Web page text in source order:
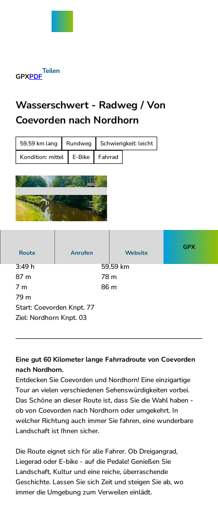
GPXPDF
Teilen
Wasserschwert - Radweg / Von
Coevorden nach Nordhorn
59,59 km lang Rundweg
Schwierigkeit: leicht
Kondition: mittel
E-Bike Fahrrad
4
6
3
8
.
j
e
Route Anrufen Website
GPX
3:49 h
59,59 km
87 m
78 m
7 m
86 m
79 m
Start: Coevorden Knpt. 77
Ziel: Nordhorn Knpt. 03
Eine gut 60 Kilometer lange Fahrradroute von Coevorden
nach Nordhorn.
Entdecken Sie Coevorden und Nordhorn! Eine einzigartige
Tour an vielen verschiedenen Sehenswürdigkeiten vorbei.
Das Schöne an dieser Route ist, dass Sie die Wahl haben -
ob von Coevorden nach Nordhorn oder umgekehrt. In
welcher Richtung auch immer Sie fahren, eine wunderbare
Landschaft ist Ihnen sicher.
Die Route eignet sich für alle Fahrer. Ob Dreigangrad,
Liegerad oder E-bike - auf die Pedale! Genießen Sie
Landschaft, Kultur und eine reiche, überraschende
Geschichte. Lassen Sie sich Zeit und steigen Sie ab, wo
immer die Umgebung zum Verweilen einlädt.